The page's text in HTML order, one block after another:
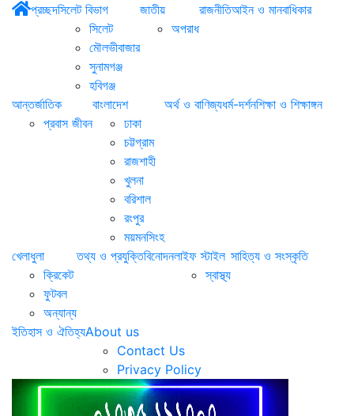
প্রচ্ছদসিলেট বিভাগ
সিলেট
মৌলভীবাজার
সুনামগঞ্জ
হবিগঞ্জ
জাতীয়
অপরাধ
রাজনীতিআইন ও মানবাধিকার
আন্তর্জাতিক
প্রবাস জীবন
বাংলাদেশ
ঢাকা
চট্টগ্রাম
রাজশাহী
খুলনা
বরিশাল
রংপুর
ময়মনসিংহ
অর্থ ও বাণিজ্যধর্ম-দর্শনশিক্ষা ও শিক্ষাঙ্গন
খেলাধুলা
ক্রিকেট
ফুটবল
অন্যান্য
তথ্য ও প্রযুক্তিবিনোদনলাইফ স্টাইল
স্বাস্থ্য
সাহিত্য ও সংস্কৃতি
ইতিহাস ও ঐতিহ্যAbout us
Contact Us
Privacy Policy